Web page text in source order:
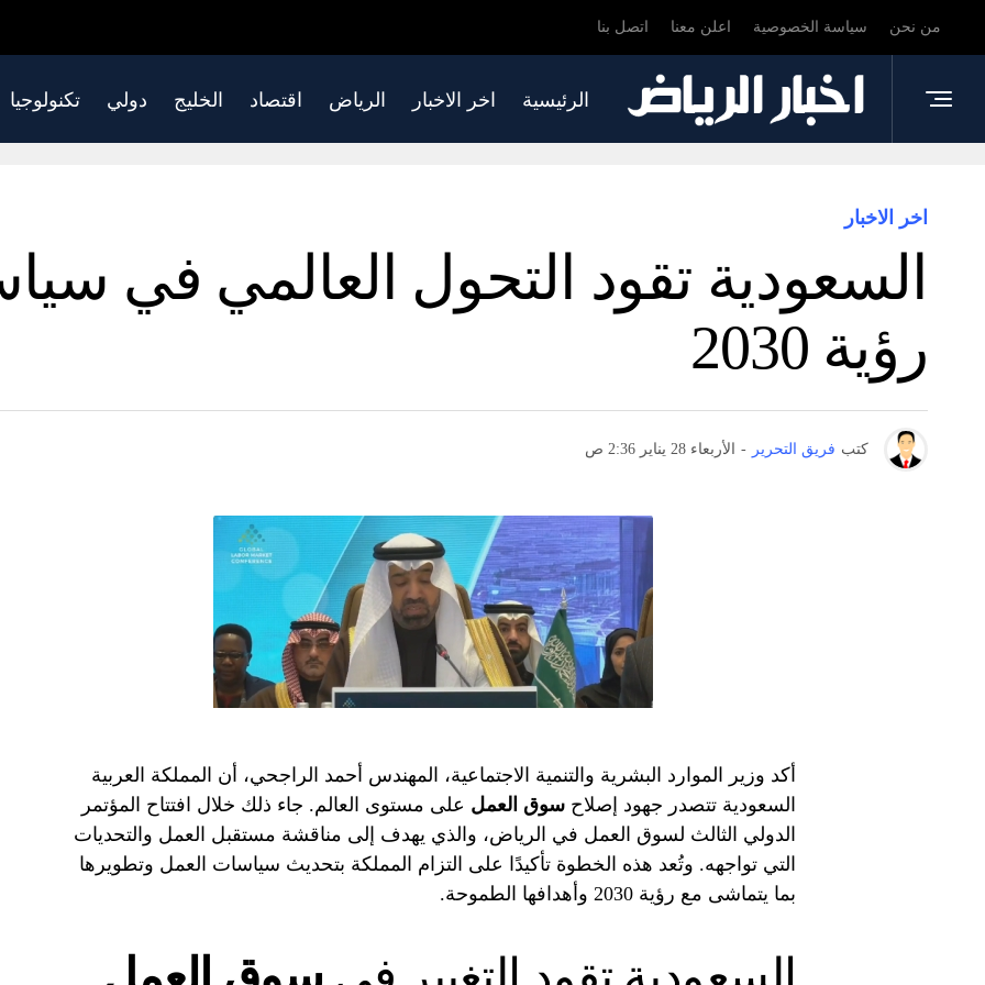
من نحن سياسة الخصوصية اعلن معنا اتصل بنا
الرئيسية اخر الاخبار الرياض اقتصاد الخليج دولي تكنولوجيا
اخر الاخبار
السعودية تقود التحول العالمي في
رؤية 2030
كتب فريق التحرير - الأربعاء 28 يناير 2:36 ص
أكد وزير الموارد البشرية والتنمية الاجتماعية، المهندس أحمد الراجحي، أن المملكة العربية
السعودية تتصدر جهود إصلاح سوق العمل على مستوى العالم. جاء ذلك خلال افتتاح المؤتمر
الدولي الثالث لسوق العمل في الرياض، والذي يهدف إلى مناقشة مستقبل العمل والتحديات
التي تواجهه. وتُعد هذه الخطوة تأكيدًا على التزام المملكة بتحديث سياسات العمل وتطويرها
بما يتماشى مع رؤية 2030 وأهدافها الطموحة.